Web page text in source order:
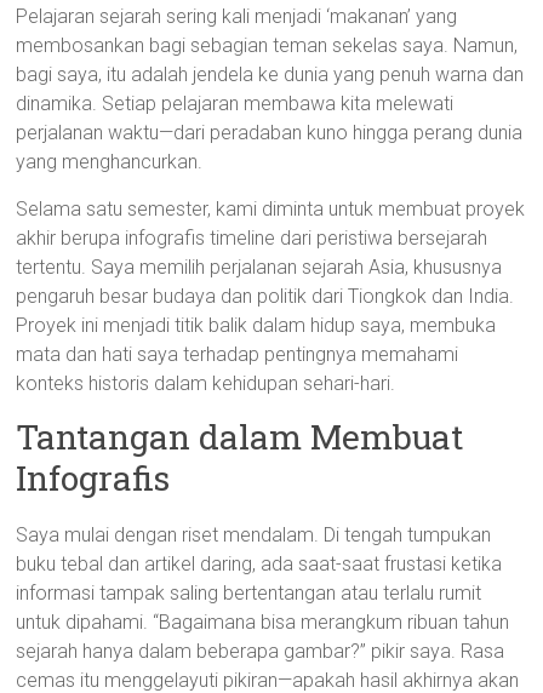
Pelajaran sejarah sering kali menjadi ‘makanan’ yang
membosankan bagi sebagian teman sekelas saya. Namun,
bagi saya, itu adalah jendela ke dunia yang penuh warna dan
dinamika. Setiap pelajaran membawa kita melewati
perjalanan waktu—dari peradaban kuno hingga perang dunia
yang menghancurkan.
Selama satu semester, kami diminta untuk membuat proyek
akhir berupa infografis timeline dari peristiwa bersejarah
tertentu. Saya memilih perjalanan sejarah Asia, khususnya
pengaruh besar budaya dan politik dari Tiongkok dan India.
Proyek ini menjadi titik balik dalam hidup saya, membuka
mata dan hati saya terhadap pentingnya memahami
konteks historis dalam kehidupan sehari-hari.
Tantangan dalam Membuat
Infografis
Saya mulai dengan riset mendalam. Di tengah tumpukan
buku tebal dan artikel daring, ada saat-saat frustasi ketika
informasi tampak saling bertentangan atau terlalu rumit
untuk dipahami. “Bagaimana bisa merangkum ribuan tahun
sejarah hanya dalam beberapa gambar?” pikir saya. Rasa
cemas itu menggelayuti pikiran—apakah hasil akhirnya akan